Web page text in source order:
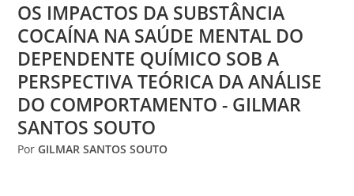
OS IMPACTOS DA SUBSTÂNCIA
COCAÍNA NA SAÚDE MENTAL DO
DEPENDENTE QUÍMICO SOB A
PERSPECTIVA TEÓRICA DA ANÁLISE
DO COMPORTAMENTO - GILMAR
SANTOS SOUTO
PorGILMAR SANTOS SOUTO